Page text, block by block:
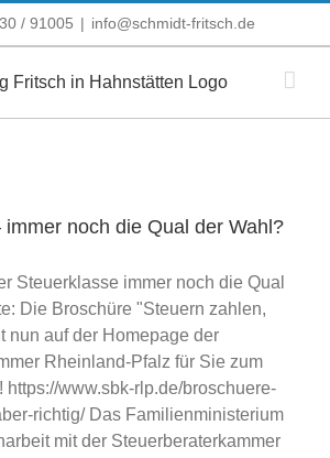
/ 91005 | info@schmidt-fritsch.de
immer noch die Qual der Wahl?
Steuerklasse immer noch die Qual
Die Broschüre "Steuern zahlen,
nun auf der Homepage der
Rheinland-Pfalz für Sie zum
https://www.sbk-rlp.de/broschuere-
richtig/ Das Familienministerium
mit der Steuerberaterkammer